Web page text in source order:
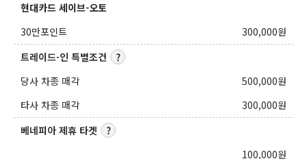
현대카드 세이브-오토
30만포인트
300,000원
트레이드-인 특별조건
당사 차종 매각
500,000원
타사 차종 매각
300,000원
베네피아 제휴 타겟
100,000원